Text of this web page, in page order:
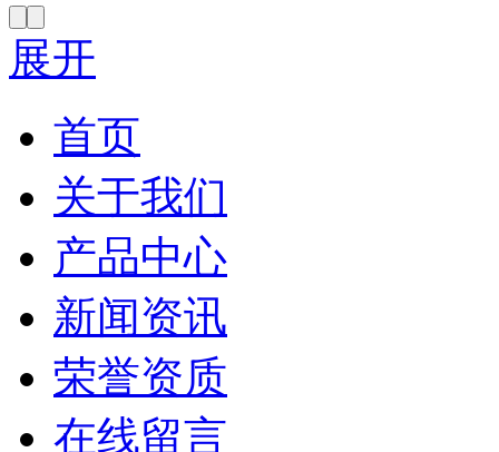
展开
首页
关于我们
产品中心
新闻资讯
荣誉资质
在线留言